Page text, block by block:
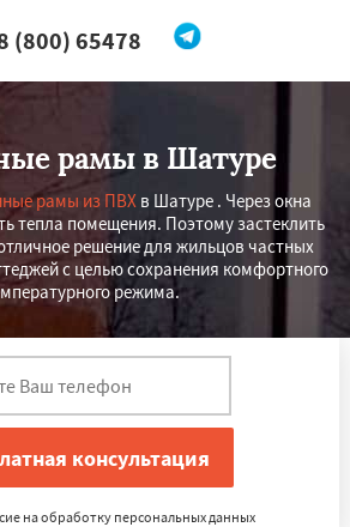
(800) 65478
Перезвоните мне
рамы в Шатуре
рамы из ПВХ в Шатуре . Через окна
тепла помещения. Поэтому застеклить
решение для жильцов частных
с целью сохранения комфортного
режима.
на обработку персональных данных